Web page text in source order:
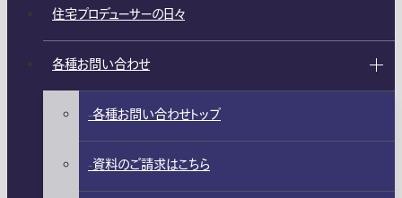
住宅プロデューサーの日々
各種お問い合わせ
各種お問い合わせトップ
資料のご請求はこちら